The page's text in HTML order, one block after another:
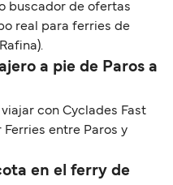
buscador de ofertas
real para ferries de
a pie de Paros a
con Cyclades Fast
Ferries entre Paros y
en el ferry de